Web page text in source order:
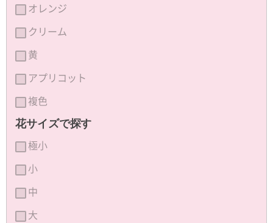
オレンジ
クリーム
黄
アプリコット
複色
花サイズで探す
極小
小
中
大